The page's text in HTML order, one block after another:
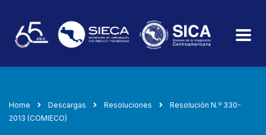
Home Descargas Resoluciones
Resolución N.º 330-
2013 (COMIECO)